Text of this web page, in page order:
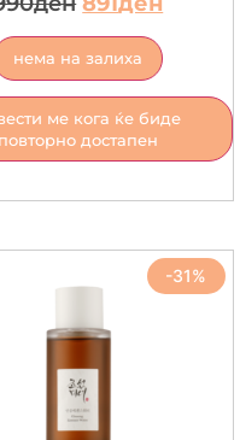
нема на залиха
ме кога ќе биде
повторно достапен
-31%